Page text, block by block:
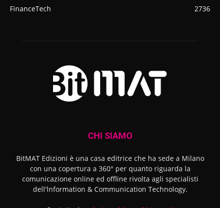
FinanceTech
2736
CHI SIAMO
BitMAT Edizioni è una casa editrice che ha sede a Milano
con una copertura a 360° per quanto riguarda la
comunicazione online ed offline rivolta agli specialisti
dell'lnformation & Communication Technology.